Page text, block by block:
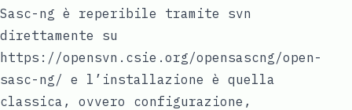
Sasc-ng è reperibile tramite svn
direttamente su
https://opensvn.csie.org/opensascng/open-
sasc-ng/ e l’installazione è quella
classica, ovvero configurazione,